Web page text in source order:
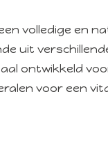
een volledige en
uit
ontwikkeld
voor een